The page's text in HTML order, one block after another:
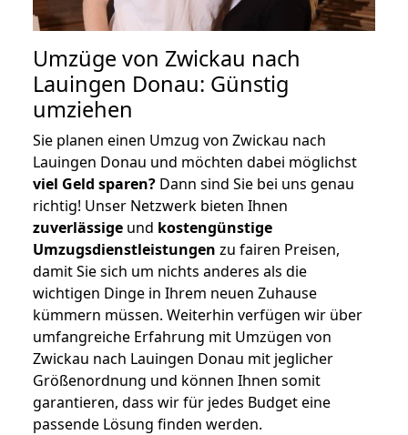
Umzüge von Zwickau nach
Lauingen Donau: Günstig
umziehen
Sie planen einen Umzug von Zwickau nach
Lauingen Donau und möchten dabei möglichst
viel Geld sparen? Dann sind Sie bei uns genau
richtig! Unser Netzwerk bieten Ihnen
zuverlässige und kostengünstige
Umzugsdienstleistungen zu fairen Preisen,
damit Sie sich um nichts anderes als die
wichtigen Dinge in Ihrem neuen Zuhause
kümmern müssen. Weiterhin verfügen wir über
umfangreiche Erfahrung mit Umzügen von
Zwickau nach Lauingen Donau mit jeglicher
Größenordnung und können Ihnen somit
garantieren, dass wir für jedes Budget eine
passende Lösung finden werden.